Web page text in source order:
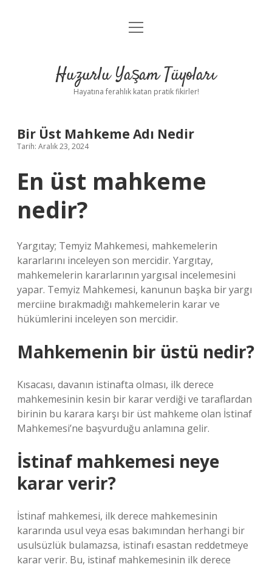
Anasayfa
Yasal Uyarı
menüyü
Huzurlu Yaşam Tüyoları
Hayatına ferahlık katan pratik fikirler!
Bir Üst Mahkeme Adı Nedir
Tarih: Aralık 23, 2024
En üst mahkeme
nedir?
Yargıtay; Temyiz Mahkemesi, mahkemelerin
kararlarını inceleyen son mercidir. Yargıtay,
mahkemelerin kararlarının yargısal incelemesini
yapar. Temyiz Mahkemesi, kanunun başka bir yargı
merciine bırakmadığı mahkemelerin karar ve
hükümlerini inceleyen son mercidir.
Mahkemenin bir üstü nedir?
Kısacası, davanın istinafta olması, ilk derece
mahkemesinin kesin bir karar verdiği ve taraflardan
birinin bu karara karşı bir üst mahkeme olan İstinaf
Mahkemesi’ne başvurduğu anlamına gelir.
İstinaf mahkemesi neye
karar verir?
İstinaf mahkemesi, ilk derece mahkemesinin
kararında usul veya esas bakımından herhangi bir
usulsüzlük bulamazsa, istinafı esastan reddetmeye
karar verir. Bu, istinaf mahkemesinin ilk derece